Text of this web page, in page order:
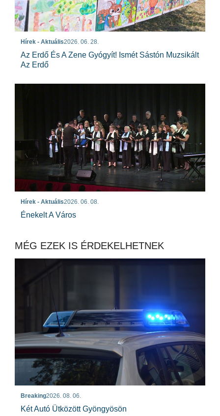
Hírek - Aktuális2026. 06. 28.
Az Erdő És A Zene Gyógyít! Ismét Sástón Muzsikált
Az Erdő
Hírek - Aktuális2026. 06. 08.
Énekelt A Város
MÉG EZEK IS ÉRDEKELHETNEK
Breaking2026. 08. 06.
Két Autó Ütközött Gyöngyösön